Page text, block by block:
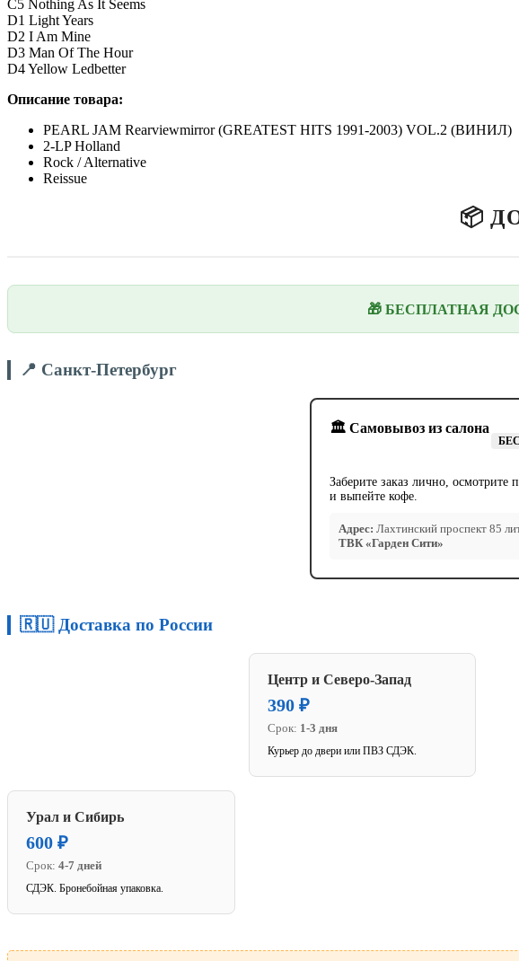
C5 Nothing As It Seems
D1 Light Years
D2 I Am Mine
D3 Man Of The Hour
D4 Yellow Ledbetter
Описание товара:
PEARL JAM Rearviewmirror (GREATEST HITS 1991-2003) VOL.2 (ВИНИЛ)
2-LP Holland
Rock / Alternative
Reissue
📦
🎁 БЕСПЛАТНАЯ
📍 Санкт-Петербург
🏛️ Самовывоз из салона
Заберите заказ лично, осмотрите
и выпейте кофе.
Адрес: Лахтинский проспект 85
ТВК «Гарден Сити»
🇷🇺 Доставка по России
Центр и Северо-Запад
390 ₽
Срок: 1-3 дня
Курьер до двери или ПВЗ СДЭК.
Урал и Сибирь
600 ₽
Срок: 4-7 дней
СДЭК. Бронебойная упаковка.